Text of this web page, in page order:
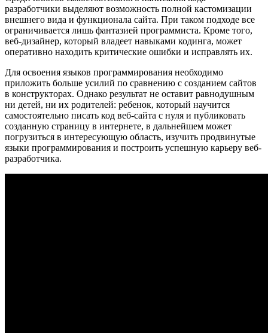
разработчики выделяют возможность полной кастомизации
внешнего вида и функционала сайта. При таком подходе все
ограничивается лишь фантазией программиста. Кроме того,
веб-дизайнер, который владеет навыками кодинга, может
оперативно находить критические ошибки и исправлять их.
Для освоения языков программирования необходимо
приложить больше усилий по сравнению с созданием сайтов
в конструкторах. Однако результат не оставит равнодушным
ни детей, ни их родителей: ребенок, который научится
самостоятельно писать код веб-сайта с нуля и публиковать
созданную страницу в интернете, в дальнейшем может
погрузиться в интересующую область, изучить продвинутые
языки программирования и построить успешную карьеру веб-
разработчика.